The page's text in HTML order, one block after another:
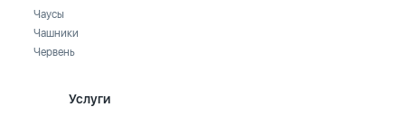
Чаусы
Чашники
Червень
Услуги